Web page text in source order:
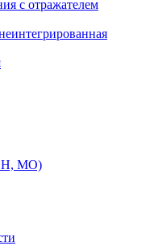
с отражателем
МО)